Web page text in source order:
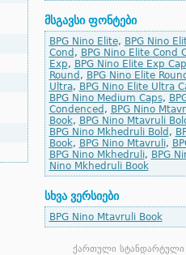
მსგავსი ფონტები
BPG Nino Elite, BPG Nino
Cond , BPG Nino Elite Cond
Exp, BPG Nino Elite Exp
Round , BPG Nino Elite
Ultra, BPG Nino Elite Ultra
BPG Nino Medium Caps,
Condenced , BPG Nino
Book, BPG Nino Mtavruli
BPG Nino Mkhedruli Bold ,
Book, BPG Nino Mtavruli,
BPG Nino Mkhedruli, BPG
Nino Mkhedruli Book
სხვა ვერსიები
BPG Nino Mtavruli Book
ქართული სტანდარტული